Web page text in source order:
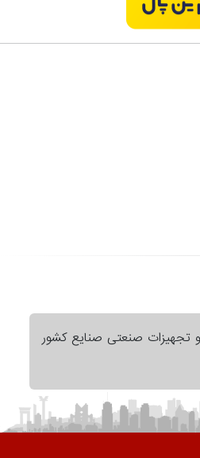
و تجهیزات صنعتی صنایع کشور